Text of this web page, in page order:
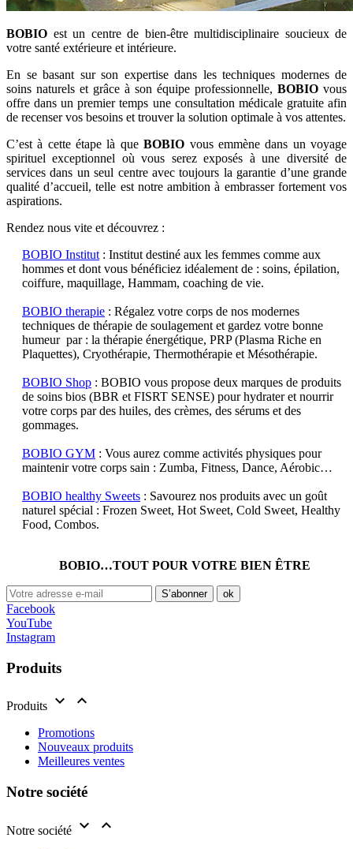
BOBIO est un centre de bien-être multidisciplinaire soucieux de
votre santé extérieure et intérieure.
En se basant sur son expertise dans les techniques modernes de
soins naturels et grâce à son équipe professionnelle, BOBIO vous
offre dans un premier temps une consultation médicale gratuite afin
de recenser vos besoins et trouver la solution optimale à vos attentes.
C’est à cette étape là queBOBIO vous emmène dans un voyage
spirituel exceptionnel où vous serez exposés à une diversité de
services dans un seul centre avec toujours la garantie d’une grande
qualité d’accueil, telle est notre ambition à embrasser fortement vos
aspirations.
Rendez nous vite et découvrez :
BOBIO Institut : Institut destiné aux les femmes comme aux
hommes et dont vous bénéficiez idéalement de : soins, épilation,
coiffure, maquillage, Hammam, coaching de vie.
BOBIO therapie : Régalez votre corps de nos modernes
techniques de thérapie de soulagement et gardez votre bonne
humeur par : la thérapie énergétique, PRP (Plasma Riche en
Plaquettes), Cryothérapie, Thermothérapie et Mésothérapie.
BOBIO Shop : BOBIO vous propose deux marques de produits
de soins bios (BBR et FISRT SENSE) pour hydrater et nourrir
votre corps par des huiles, des crèmes, des sérums et des
gommages.
BOBIO GYM : Vous aurez comme activités physiques pour
maintenir votre corps sain : Zumba, Fitness, Dance, Aérobic…
BOBIO healthy Sweets : Savourez nos produits avec un goût
naturel spécial : Frozen Sweet, Hot Sweet, Cold Sweet, Healthy
Food, Combos.
BOBIO…TOUT POUR VOTRE BIEN ÊTRE
Facebook
YouTube
Instagram
Produits
Produits  
Promotions
Nouveaux produits
Meilleures ventes
Notre société
Notre société  